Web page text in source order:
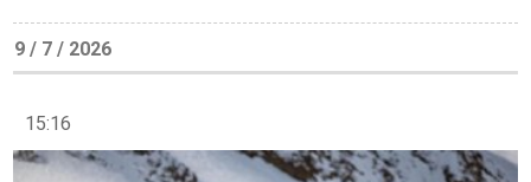
9 / 7 / 2026
15:16